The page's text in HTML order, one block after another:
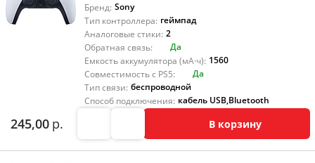
Бренд: Sony
Тип контроллера: геймпад
Аналоговые стики: 2
Обратная связь:
Да
Емкость аккумулятора (мА·ч): 1560
Совместимость с PS5:
Да
Тип связи: беспроводной
Способ подключения: кабель USB,Bluetooth
245,00 р. В корзину